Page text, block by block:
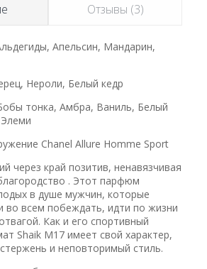
Отзывы (3)
Апельсин, Мандарин,
Нероли, Белый кедр
тонка, Амбра, Ваниль, Белый
Chanel Allure Homme Sport
через край позитив, ненавязчивая
. Этот парфюм
в душе мужчин, которые
во всем побеждать, идти по жизни
Как и его спортивный
Shaik M17 имеет свой характер,
и неповторимый стиль.